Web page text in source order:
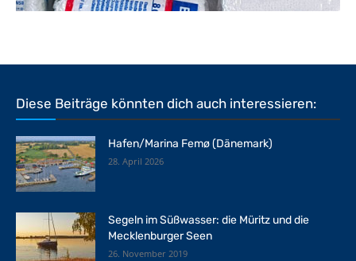
Diese Beiträge könnten dich auch interessieren:
Hafen/Marina Femø (Dänemark)
28. April 2026
Segeln im Süßwasser: die Müritz und die
Mecklenburger Seen
26. November 2019